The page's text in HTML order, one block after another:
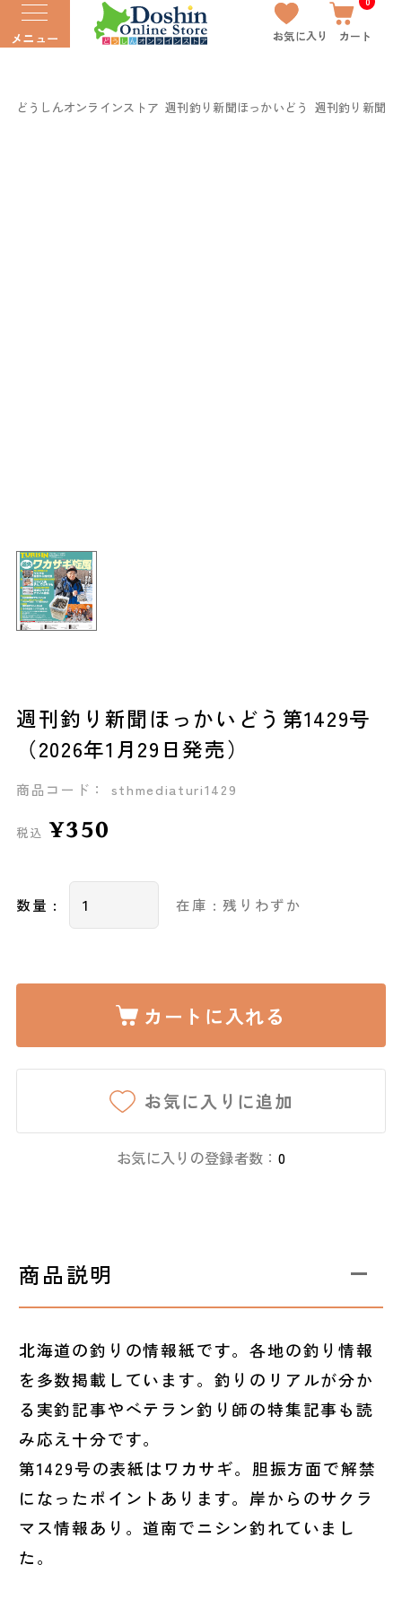
メニュー お気に入り カート
どうしんオンラインストア 週刊釣り新聞ほっかいどう 週刊釣り新聞
週刊釣り新聞ほっかいどう第1429号
（2026年1月29日発売）
商品コード： sthmediaturi1429
税込 ¥350
数量 : 在庫 : 残りわずか
カートに入れる
お気に入りに追加
お気に入りの登録者数： 0
商品説明
北海道の釣りの情報紙です。各地の釣り情報
を多数掲載しています。釣りのリアルが分か
る実釣記事やベテラン釣り師の特集記事も読
み応え十分です。
第1429号の表紙はワカサギ。胆振方面で解禁
になったポイントあります。岸からのサクラ
マス情報あり。道南でニシン釣れていまし
た。